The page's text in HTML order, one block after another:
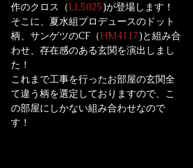
作のクロス（LL5025)が登場します！
そこに、夏水組プロデュースのドット
柄、サンゲツのCF（HM4117)と組み合
わせ、存在感のある玄関を演出しまし
た！
これまで工事を行ったお部屋の玄関全
て違う柄を選定しておりますので、こ
の部屋にしかない組み合わせなので
す！